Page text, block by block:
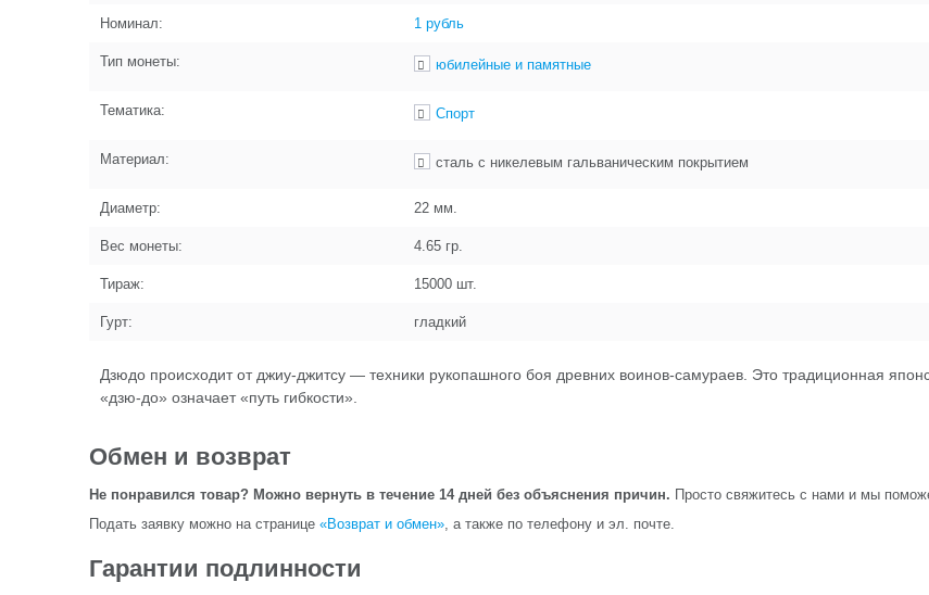
Номинал: 1 рубль
Тип монеты: юбилейные и памятные
Тематика: Спорт
Материал: сталь с никелевым гальваническим покрытием
Диаметр: 22 мм.
Вес монеты: 4.65 гр.
Тираж: 15000 шт.
Гурт: гладкий
Дзюдо происходит от джиу-джитсу — техники рукопашного боя древних воинов-самураев. Это традиционная
«дзю-до» означает «путь гибкости».
Обмен и возврат
Не понравился товар? Можно вернуть в течение 14 дней без объяснения причин. Просто свяжитесь с нами и мы
Подать заявку можно на странице «Возврат и обмен», а также по телефону и эл. почте.
Гарантии подлинности